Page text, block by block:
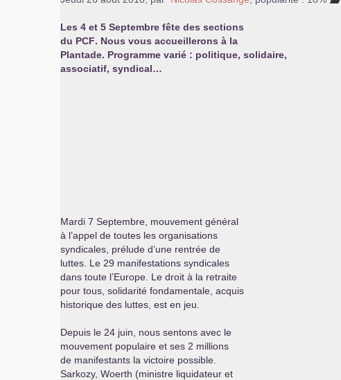
Les 4 et 5 Septembre fête des sections
du PCF. Nous vous accueillerons à la
Plantade. Programme varié : politique, solidaire,
associatif, syndical…
Mardi 7 Septembre, mouvement général
à l’appel de toutes les organisations
syndicales, prélude d’une rentrée de
luttes. Le 29 manifestations syndicales
dans toute l’Europe. Le droit à la retraite
pour tous, solidarité fondamentale, acquis
historique des luttes, est en jeu.
Depuis le 24 juin, nous sentons avec le
mouvement populaire et ses 2 millions
de manifestants la victoire possible.
Sarkozy, Woerth (ministre liquidateur et